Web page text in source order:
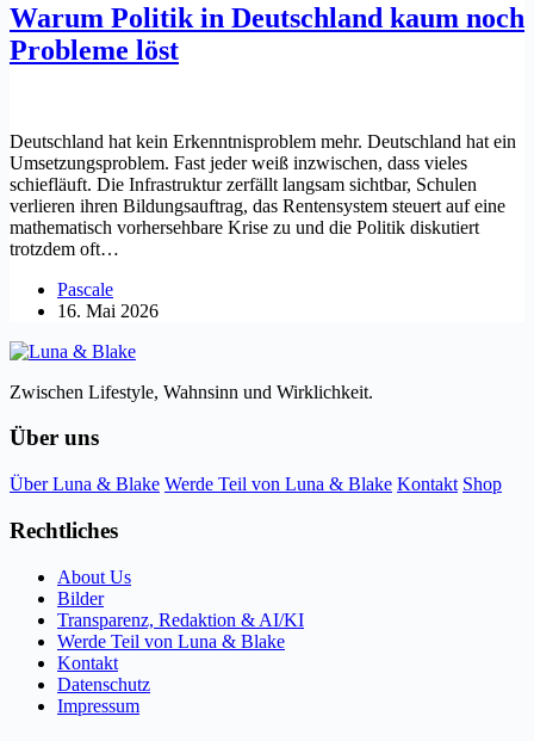
Warum Politik in Deutschland kaum noch
Probleme löst
Deutschland hat kein Erkenntnisproblem mehr. Deutschland hat ein
Umsetzungsproblem. Fast jeder weiß inzwischen, dass vieles
schiefläuft. Die Infrastruktur zerfällt langsam sichtbar, Schulen
verlieren ihren Bildungsauftrag, das Rentensystem steuert auf eine
mathematisch vorhersehbare Krise zu und die Politik diskutiert
trotzdem oft…
Pascale
16. Mai 2026
Zwischen Lifestyle, Wahnsinn und Wirklichkeit.
Über uns
Über Luna & Blake Werde Teil von Luna & Blake Kontakt Shop
Rechtliches
About Us
Bilder
Transparenz, Redaktion & AI/KI
Werde Teil von Luna & Blake
Kontakt
Datenschutz
Impressum